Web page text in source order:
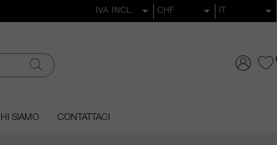
SIAMO CONTATTACI